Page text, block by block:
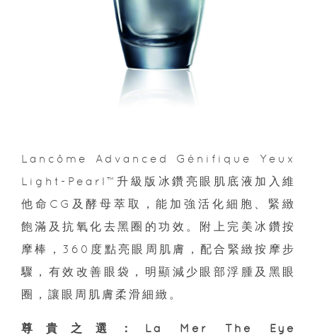
Lancôme Advanced Génifique Yeux
Light-Pearl™升級版冰鑽亮眼肌底液加入維
他命CG及酵母萃取，能加強活化細胞、緊緻
飽滿及抗氧化去黑圈的功效。附上完美冰鑽按
摩棒，360度點亮眼周肌膚，配合緊緻按摩步
驟，有效改善眼袋，明顯減少眼部浮腫及黑眼
圈，讓眼周肌膚柔滑細緻。
尊貴之選：La Mer The Eye